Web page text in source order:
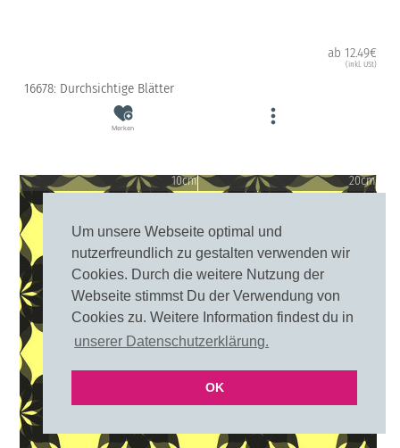
Um unsere Webseite optimal und
nutzerfreundlich zu gestalten verwenden wir
Cookies. Durch die weitere Nutzung der
Webseite stimmst Du der Verwendung von
Cookies zu. Weitere Information findest du in
unserer Datenschutzerklärung.
OK
ab 12.49€
(inkl. USt)
16678: Durchsichtige Blätter
Merken
10cm 20cm